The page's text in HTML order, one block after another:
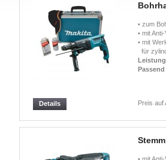
• zum
• mit
• mit
für
Preis auf
Details